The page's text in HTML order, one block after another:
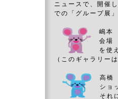
ニュースで、開催
での「グループ展
嶋
会
を使
（このギャラリ
高橋
ショ
それ